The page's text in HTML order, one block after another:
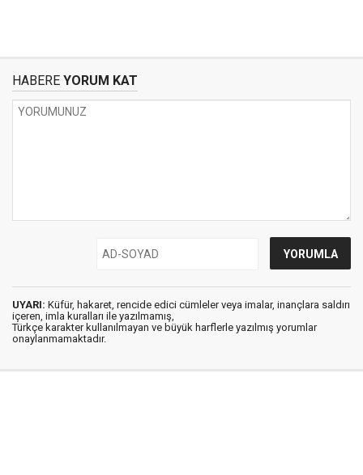
HABERE YORUM KAT
UYARI: Küfür, hakaret, rencide edici cümleler veya imalar, inançlara saldırı
içeren, imla kuralları ile yazılmamış,
Türkçe karakter kullanılmayan ve büyük harflerle yazılmış yorumlar
onaylanmamaktadır.